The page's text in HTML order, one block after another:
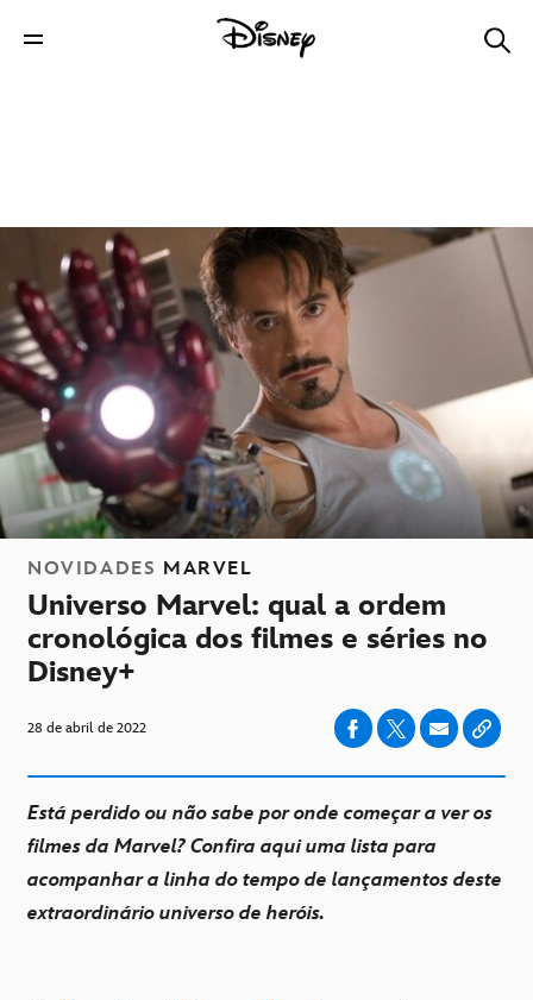
NOVIDADES MARVEL
Universo Marvel: qual a ordem
cronológica dos filmes e séries no
Disney+
28 de abril de 2022
Está perdido ou não sabe por onde começar a ver os
filmes da Marvel? Confira aqui uma lista para
acompanhar a linha do tempo de lançamentos deste
extraordinário universo de heróis.